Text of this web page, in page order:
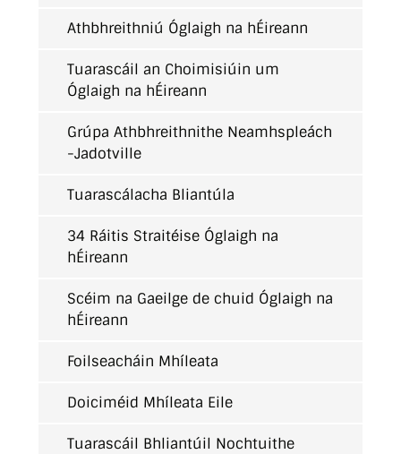
Athbhreithniú Óglaigh na hÉireann
Tuarascáil an Choimisiúin um
Óglaigh na hÉireann
Grúpa Athbhreithnithe Neamhspleách
-Jadotville
Tuarascálacha Bliantúla
34 Ráitis Straitéise Óglaigh na
hÉireann
Scéim na Gaeilge de chuid Óglaigh na
hÉireann
Foilseacháin Mhíleata
Doiciméid Mhíleata Eile
Tuarascáil Bhliantúil Nochtuithe